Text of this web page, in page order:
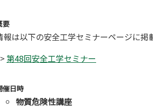
要
報は以下の安全工学セミナーページに掲
第48回安全工学セミナー
催日時
物質危険性講座